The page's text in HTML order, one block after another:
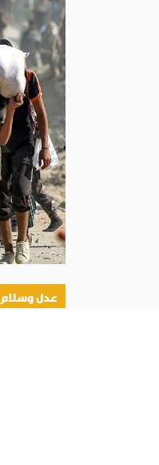
عدل وسلام